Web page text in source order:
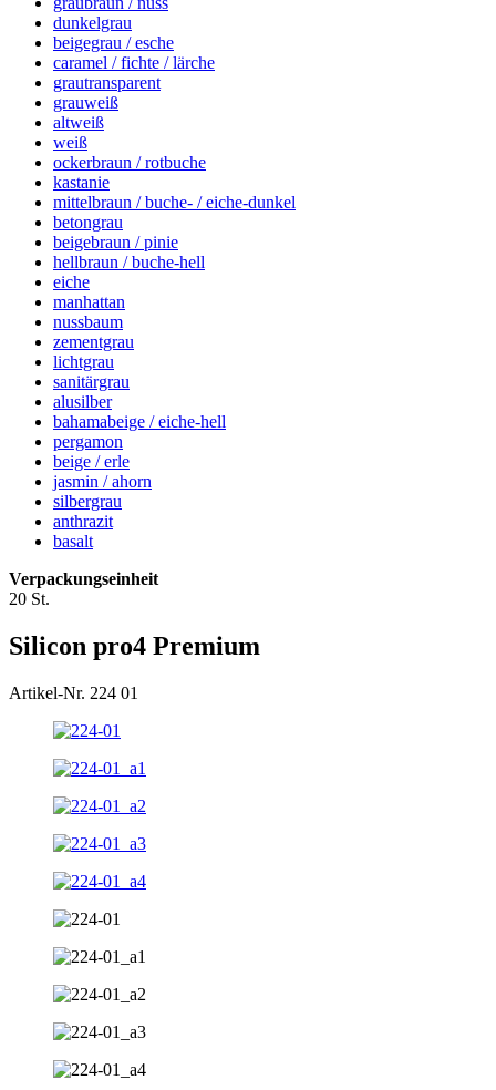
dunkelgrau
beigegrau / esche
caramel / fichte / lärche
grautransparent
grauweiß
altweiß
weiß
ockerbraun / rotbuche
kastanie
mittelbraun / buche- / eiche-dunkel
betongrau
beigebraun / pinie
hellbraun / buche-hell
eiche
manhattan
nussbaum
zementgrau
lichtgrau
sanitärgrau
alusilber
bahamabeige / eiche-hell
pergamon
beige / erle
jasmin / ahorn
silbergrau
anthrazit
basalt
Verpackungseinheit
20 St.
Silicon pro4 Premium
Artikel-Nr. 224 01